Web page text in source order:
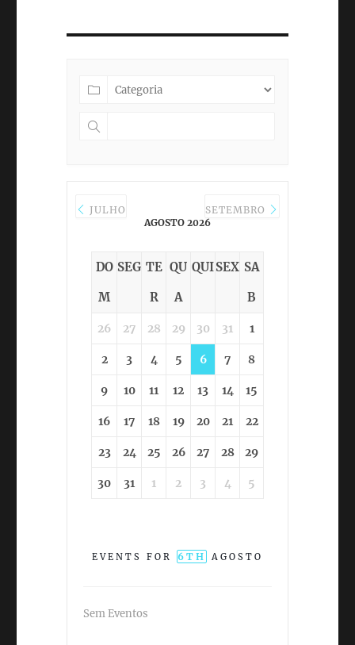
JULHO
AGOSTO 2026
SETEMBRO
DO
M
SEG TE
R
QU
A
QUISEX SA
B
26 27 28 29 30 31 1
2 3 4 5 6 7 8
9 10 11 12 13 14 15
16 17 18 19 20 21 22
23 24 25 26 27 28 29
30 31 1 2 3 4 5
EVENTS FOR 6TH AGOSTO
Sem Eventos